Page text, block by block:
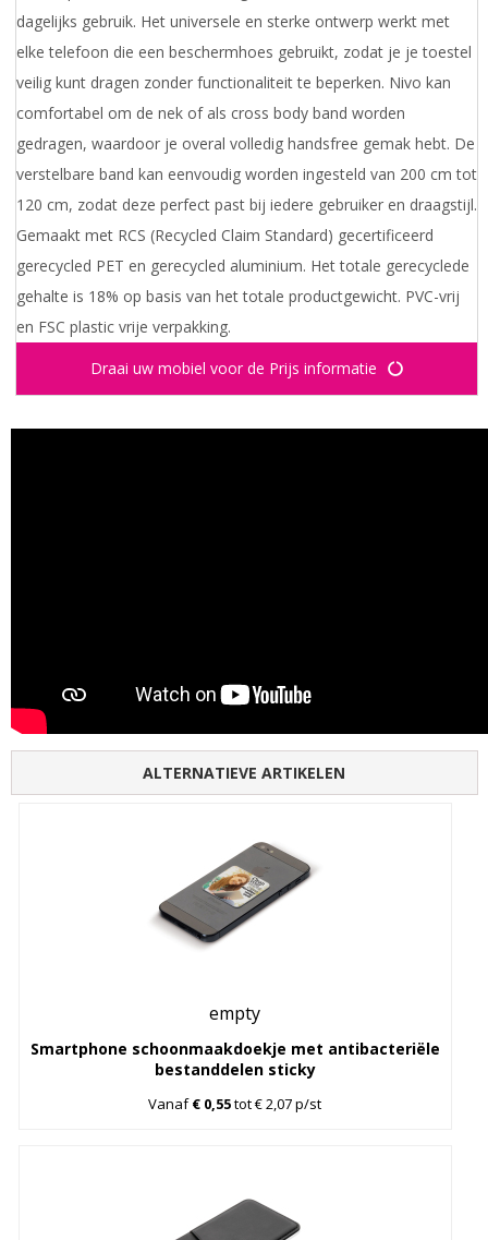
dagelijks gebruik. Het universele en sterke ontwerp werkt met
elke telefoon die een beschermhoes gebruikt, zodat je je toestel
veilig kunt dragen zonder functionaliteit te beperken. Nivo kan
comfortabel om de nek of als cross body band worden
gedragen, waardoor je overal volledig handsfree gemak hebt. De
verstelbare band kan eenvoudig worden ingesteld van 200 cm tot
120 cm, zodat deze perfect past bij iedere gebruiker en draagstijl.
Gemaakt met RCS (Recycled Claim Standard) gecertificeerd
gerecycled PET en gerecycled aluminium. Het totale gerecyclede
gehalte is 18% op basis van het totale productgewicht. PVC-vrij
en FSC plastic vrije verpakking.
Draai uw mobiel voor de Prijs informatie
ALTERNATIEVE ARTIKELEN
empty
Smartphone schoonmaakdoekje met antibacteriële
bestanddelen sticky
Vanaf€ 0,55tot € 2,07 p/st